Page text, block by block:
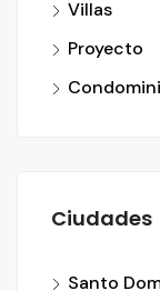
Villas
Proyecto
Ciudades
Santo